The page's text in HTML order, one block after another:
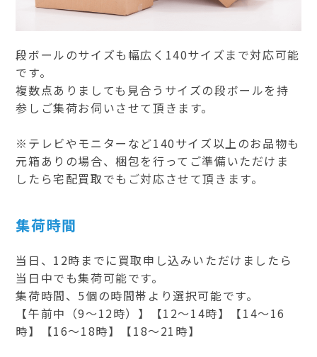
段ボールのサイズも幅広く140サイズまで対応可能
です。
複数点ありましても見合うサイズの段ボールを持
参しご集荷お伺いさせて頂きます。
※テレビやモニターなど140サイズ以上のお品物も
元箱ありの場合、梱包を行ってご準備いただけま
したら宅配買取でもご対応させて頂きます。
集荷時間
当日、12時までに買取申し込みいただけましたら
当日中でも集荷可能です。
集荷時間、5個の時間帯より選択可能です。
【午前中（9～12時）】【12～14時】【14～16
時】【16～18時】【18～21時】